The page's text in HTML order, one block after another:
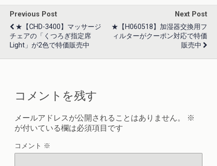
Previous Post
★【CHD-3400】マッサージ
チェアの「くつろぎ指定席
Light」が2色で特価販売中
Next Post
★【H060518】加湿器交換用フ
ィルターがクーポン対応で特価
販売中
コメントを残す
メールアドレスが公開されることはありません。
※
が付いている欄は必須項目です
コメント ※